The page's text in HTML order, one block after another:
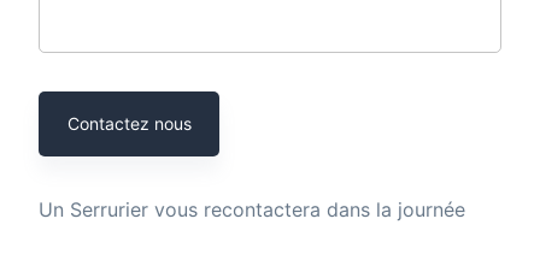
Contactez nous
Un Serrurier vous recontactera dans la journée